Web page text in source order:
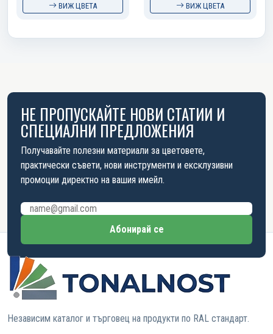
ВИЖ ЦВЕТА ВИЖ ЦВЕТА
НЕ ПРОПУСКАЙТЕ НОВИ СТАТИИ И
СПЕЦИАЛНИ ПРЕДЛОЖЕНИЯ
Получавайте полезни материали за цветовете,
практически съвети, нови инструменти и ексклузивни
промоции директно на вашия имейл.
Имейл адрес
Абонирай се
Независим каталог и търговец на продукти по RAL стандарт.